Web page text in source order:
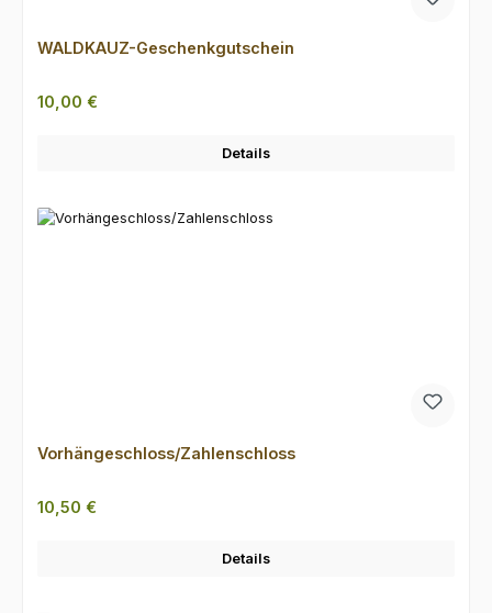
WALDKAUZ-Geschenkgutschein
Regulärer Preis:
10,00 €
Details
Vorhängeschloss/Zahlenschloss
Regulärer Preis:
10,50 €
Details